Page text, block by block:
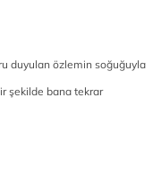
duyulan özlemin soğuğuyla
şekilde bana tekrar